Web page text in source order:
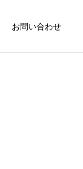
お問い合わせ